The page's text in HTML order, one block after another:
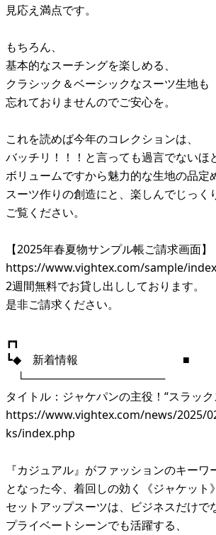
見応え満点です。
もちろん、
基本的なスーチングを楽しめる、
クラシック＆ベーシックなスーツ生地も
忘れておりませんのでご安心を。
これを読めば今年のコレクションは、
バッチリ！！！と言っても過言でないほ
ボリュームですから魅力的な生地の品定
スーツ作りの創造にと、楽しんでじっく
ご覧ください。
【2025年春夏物サンプル帳ご請求画面】
https://www.vightex.com/sample/
2週間無料でお貸し出ししております。
是非ご請求ください。
┏┓
┗◆ 新着情報 ■
└──────────────────
タイトル：ジャケパンの主役！“スラック
https://www.vightex.com/news/2025/
ks/index.php
『カジュアル』がファッションのキーワ
となった今、着回しの効く《ジャケット
セットアップスーツは、ビジネスだけで
プライベートシーンでも活躍する、